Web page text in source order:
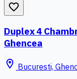
favorite_border
Duplex 4
Ghencea
location_on Bucuresti,